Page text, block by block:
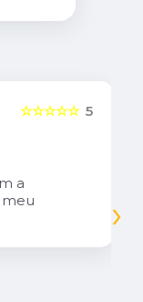
5
☆☆☆☆☆
a
meu
›